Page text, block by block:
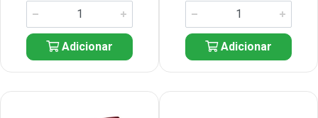
Adicionar Adicionar